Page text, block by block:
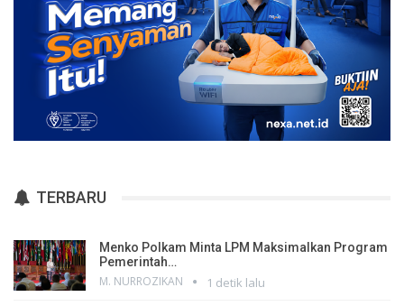
TERBARU
Menko Polkam Minta LPM Maksimalkan Program
Pemerintah…
M. NURROZIKAN 1 detik lalu